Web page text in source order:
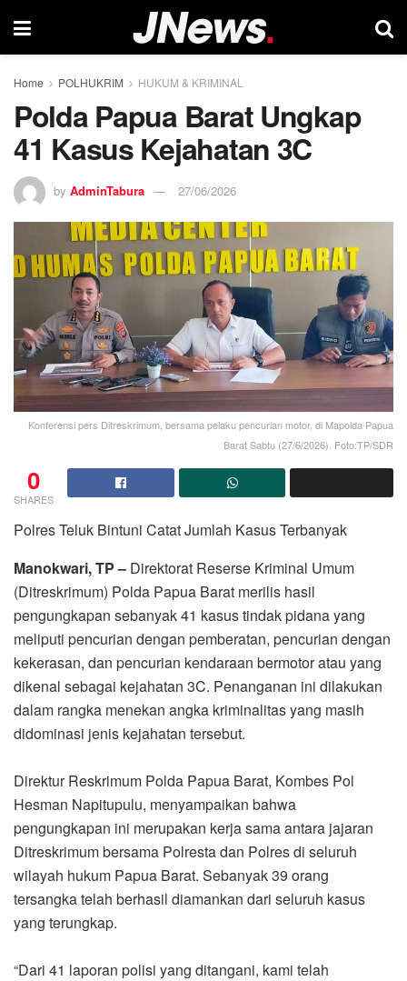
Home POLHUKRIM HUKUM & KRIMINAL
Polda Papua Barat Ungkap
41 Kasus Kejahatan 3C
by AdminTabura 27/06/2026
Konferensi pers Ditreskrimum, bersama pelaku pencurian motor, di Mapolda Papua
Barat Sabtu (27/6/2026). Foto:TP/SDR
0
SHARES
Polres Teluk Bintuni Catat Jumlah Kasus Terbanyak
Manokwari, TP – Direktorat Reserse Kriminal Umum
(Ditreskrimum) Polda Papua Barat merilis hasil
pengungkapan sebanyak 41 kasus tindak pidana yang
meliputi pencurian dengan pemberatan, pencurian dengan
kekerasan, dan pencurian kendaraan bermotor atau yang
dikenal sebagai kejahatan 3C. Penanganan ini dilakukan
dalam rangka menekan angka kriminalitas yang masih
didominasi jenis kejahatan tersebut.
Direktur Reskrimum Polda Papua Barat, Kombes Pol
Hesman Napitupulu, menyampaikan bahwa
pengungkapan ini merupakan kerja sama antara jajaran
Ditreskrimum bersama Polresta dan Polres di seluruh
wilayah hukum Papua Barat. Sebanyak 39 orang
tersangka telah berhasil diamankan dari seluruh kasus
yang terungkap.
“Dari 41 laporan polisi yang ditangani, kami telah